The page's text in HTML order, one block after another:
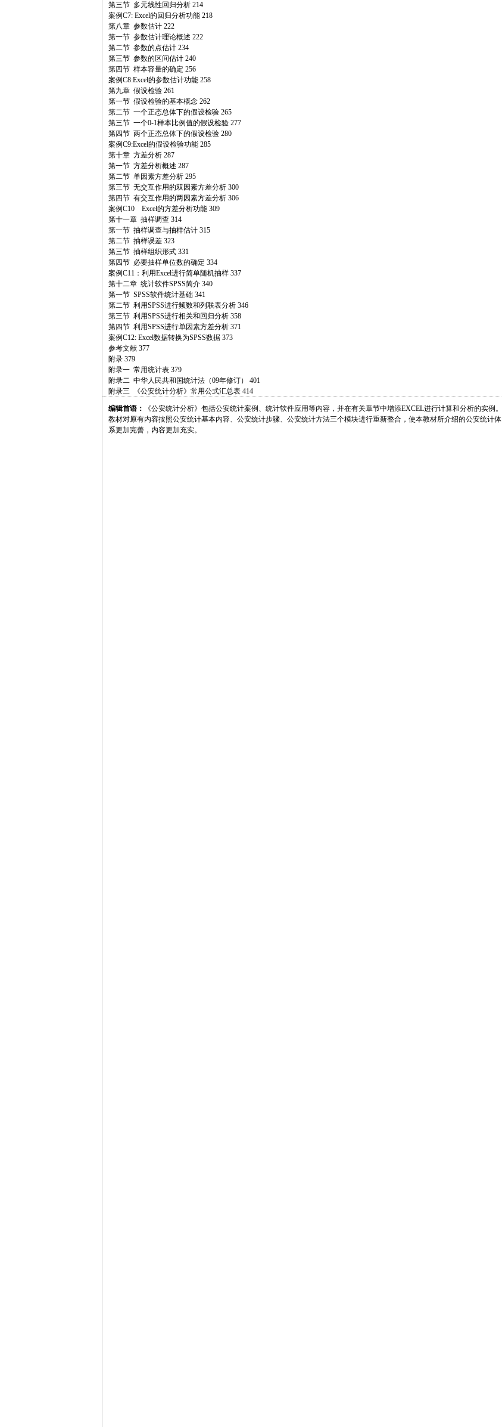
第三节 多元线性回归分析 214
案例C7: Excel的回归分析功能 218
第八章 参数估计 222
第一节 参数估计理论概述 222
第二节 参数的点估计 234
第三节 参数的区间估计 240
第四节 样本容量的确定 256
案例C8:Excel的参数估计功能 258
第九章 假设检验 261
第一节 假设检验的基本概念 262
第二节 一个正态总体下的假设检验 265
第三节 一个0-1样本比例值的假设检验 277
第四节 两个正态总体下的假设检验 280
案例C9:Excel的假设检验功能 285
第十章 方差分析 287
第一节 方差分析概述 287
第二节 单因素方差分析 295
第三节 无交互作用的双因素方差分析 300
第四节 有交互作用的两因素方差分析 306
案例C10 Excel的方差分析功能 309
第十一章 抽样调查 314
第一节 抽样调查与抽样估计 315
第二节 抽样误差 323
第三节 抽样组织形式 331
第四节 必要抽样单位数的确定 334
案例C11：利用Excel进行简单随机抽样 337
第十二章 统计软件SPSS简介 340
第一节 SPSS软件统计基础 341
第二节 利用SPSS进行频数和列联表分析 346
第三节 利用SPSS进行相关和回归分析 358
第四节 利用SPSS进行单因素方差分析 371
案例C12: Excel数据转换为SPSS数据 373
参考文献 377
附录 379
附录一 常用统计表 379
附录二 中华人民共和国统计法（09年修订） 401
附录三 《公安统计分析》常用公式汇总表 414
编辑首语：
《公安统计分析》包括公安统计案例、统计软件应用等内容，并在有关章节中增添EXCEL进行计算和分析的实例。
教材对原有内容按照公安统计基本内容、公安统计步骤、公安统计方法三个模块进行重新整合，使本教材所介绍的公安统计体
系更加完善，内容更加充实。